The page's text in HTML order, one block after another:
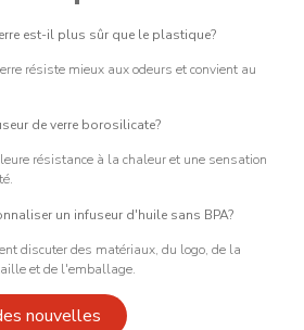
est-il plus sûr que le plastique?
résiste mieux aux odeurs et convient au
de verre borosilicate?
résistance à la chaleur et une sensation
un infuseur d'huile sans BPA?
discuter des matériaux, du logo, de la
et de l'emballage.
nouvelles